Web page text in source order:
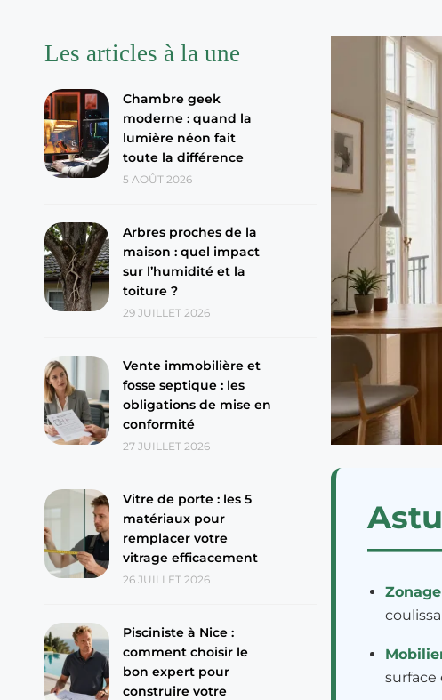
Les articles à la une
Chambre geek
moderne : quand la
lumière néon fait
toute la différence
5 AOÛT 2026
Arbres proches de la
maison : quel impact
sur l’humidité et la
toiture ?
29 JUILLET 2026
Vente immobilière et
fosse septique : les
obligations de mise en
conformité
27 JUILLET 2026
Vitre de porte : les 5
matériaux pour
remplacer votre
vitrage efficacement
26 JUILLET 2026
Pisciniste à Nice :
comment choisir le
bon expert pour
construire votre
Zonage
surface